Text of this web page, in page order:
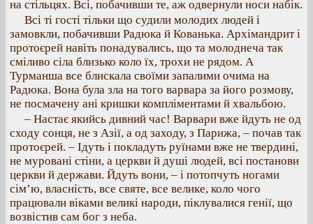
на стільцях. Всі, побачивши те, аж одвернули носи набік.
Всі ті гості тільки що судили молодих людей і
замовкли, побачивши Радюка й Кованька. Архімандрит і
протоєрей навіть понадувались, що та молоднеча так
сміливо сіла близько коло їх, трохи не рядом. А
Турманша все блискала своїми запалими очима на
Радюка. Вона була зла на того варвара за його розмову,
не посмачену ані кришки компліментами й хвальбою.
– Настає якийсь дивний час! Варвари вже йдуть не од
сходу сонця, не з Азії, а од заходу, з Парижа, – почав так
протоєрей. – Ідуть і покладуть руїнами вже не твердині,
не муровані стіни, а церкви й душі людей, всі постанови
церкви й держави. Йдуть вони, – і потопчуть ногами
сім’ю, власність, все святе, все велике, коло чого
працювали віками великі народи, піклувалися генії, що
возвістив сам бог з неба.